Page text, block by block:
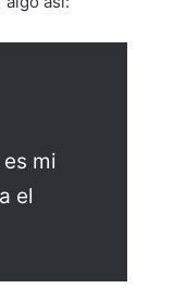
mi
el